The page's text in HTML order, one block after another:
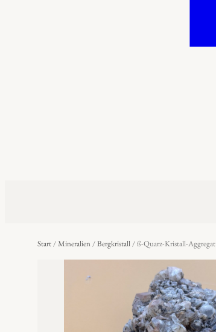
Start/Mineralien/Bergkristall/ ß-Quarz-Kristall-Aggregat